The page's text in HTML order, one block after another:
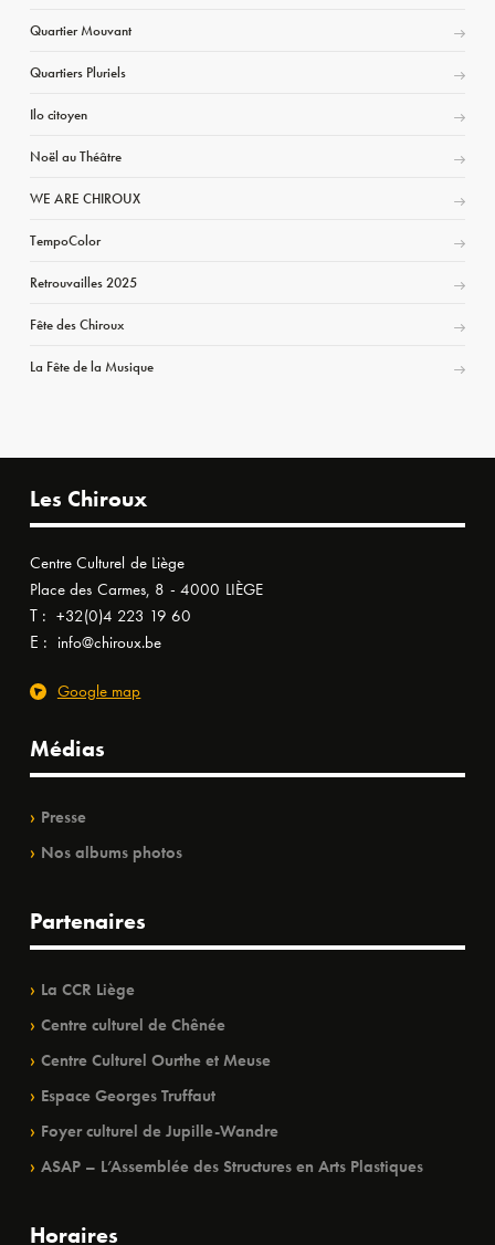
Quartier Mouvant
Quartiers Pluriels
Ilo citoyen
Noël au Théâtre
WE ARE CHIROUX
TempoColor
Retrouvailles 2025
Fête des Chiroux
La Fête de la Musique
Les Chiroux
Centre Culturel de Liège
Place des Carmes, 8 - 4000 LIÈGE
T : +32(0)4 223 19 60
E : info@chiroux.be
Google map
Médias
Presse
Nos albums photos
Partenaires
La CCR Liège
Centre culturel de Chênée
Centre Culturel Ourthe et Meuse
Espace Georges Truffaut
Foyer culturel de Jupille-Wandre
ASAP – L’Assemblée des Structures en Arts Plastiques
Horaires